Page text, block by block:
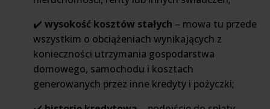
✔️ wysokość kosztów stałych – mowa tu przede
wszystkim o obciążeniach wynikających z
konieczności utrzymania gospodarstwa
domowego, samochodu i kosztach
generowanych przez inne kredyty i pożyczki;